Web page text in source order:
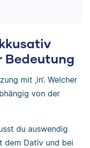
Bedeutung
mit ‚in‘. Welcher
von der
du auswendig
dem Dativ und bei